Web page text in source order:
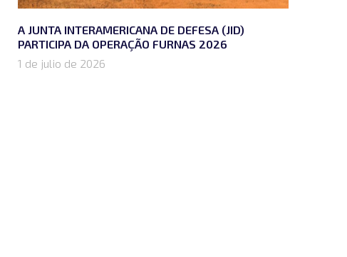
A JUNTA INTERAMERICANA DE DEFESA (JID)
PARTICIPA DA OPERAÇÃO FURNAS 2026
1 de julio de 2026